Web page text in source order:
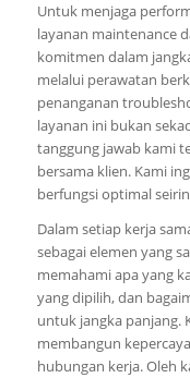
Untuk menjaga
layanan maintenance
komitmen dalam
melalui perawatan
penanganan
layanan ini bukan
tanggung jawab kami
bersama klien. Kami
berfungsi optimal
Dalam setiap kerja
sebagai elemen yang
memahami apa yang
yang dipilih, dan
untuk jangka panjang.
membangun
hubungan kerja. Oleh